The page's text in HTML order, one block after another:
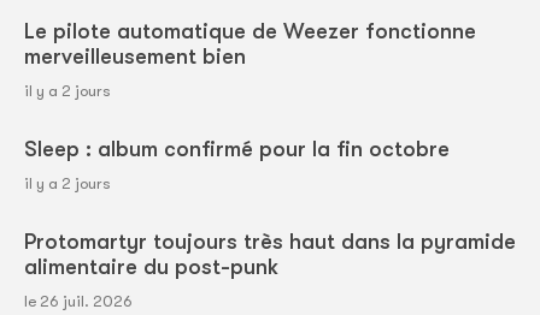
Le pilote automatique de Weezer fonctionne
merveilleusement bien
il y a 2 jours
Sleep : album confirmé pour la fin octobre
il y a 2 jours
Protomartyr toujours très haut dans la pyramide
alimentaire du post-punk
le 26 juil. 2026